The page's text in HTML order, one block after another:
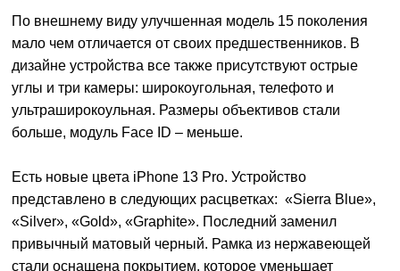
По внешнему виду улучшенная модель 15 поколения
мало чем отличается от своих предшественников. В
дизайне устройства все также присутствуют острые
углы и три камеры: широкоугольная, телефото и
ультраширокоульная. Размеры объективов стали
больше, модуль Face ID – меньше.
Есть новые цвета iPhone 13 Pro. Устройство
представлено в следующих расцветках: «Sierra Blue»,
«Silver», «Gold», «Graphite». Последний заменил
привычный матовый черный. Рамка из нержавеющей
стали оснащена покрытием, которое уменьшает